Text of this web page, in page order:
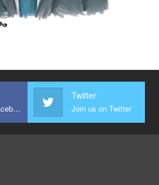
Join us on Facebook
Twitter
Join us on Twitter